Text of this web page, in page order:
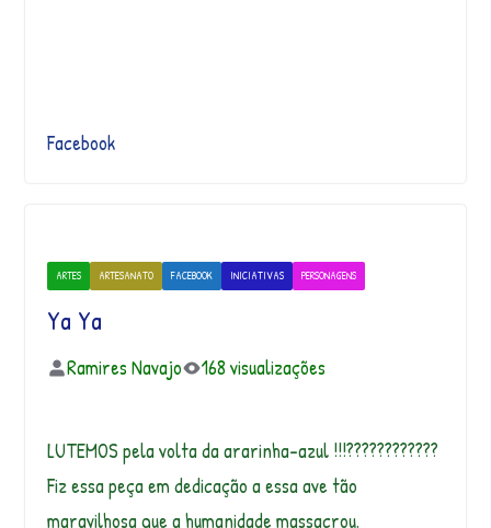
Facebook
ARTES ARTESANATO FACEBOOK INICIATIVAS PERSONAGENS
Ya Ya
Ramires Navajo 168 visualizações
LUTEMOS pela volta da ararinha-azul !!!????????????
Fiz essa peça em dedicação a essa ave tão
maravilhosa que a humanidade massacrou.